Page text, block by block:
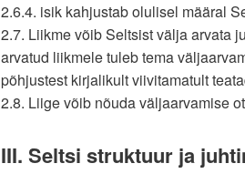
2.6.4. isik kahjustab olulisel määral
2.7. Liikme võib Seltsist välja arvata
arvatud liikmele tuleb tema
põhjustest kirjalikult viivitamatult
2.8. Liige võib nõuda väljaarvamise
III. Seltsi struktuur ja